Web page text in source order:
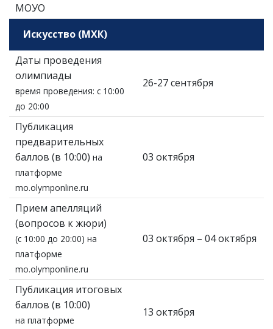
МОУО
Искусство (МХК)
Даты проведения
олимпиады
время проведения: с 10:00
до 20:00
26-27 сентября
Публикация
предварительных
баллов (в 10:00) на
платформе
mo.olymponline.ru
03 октября
Прием апелляций
(вопросов к жюри)
(с 10:00 до 20:00) на
платформе
mo.olymponline.ru
03 октября – 04 октября
Публикация итоговых
баллов (в 10:00)
на платформе
13 октября